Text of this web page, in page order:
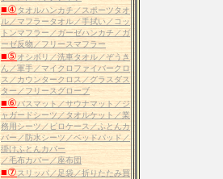
■④タオルハンカチ／スポーツタオ
ル／マフラータオル／手拭い／コッ
トンマフラー／ガーゼハンカチ／ガ
ーゼ反物／フリースマフラー
■⑤オシボリ／洗車タオル／ぞうき
ん／軍手／マイクロファイバークロ
ス／カウンタークロス／グラスダス
ター／フリースグローブ
■⑥バスマット／サウナマット／ジ
ャガードシーツ／タオルケット／業
務用シーツ／ピロケース／ふとんカ
バー／防水シーツ／ベッドパッド／
掛けふとんカバー
／毛布カバー／座布団
■⑦スリッパ／足袋／折りたたみ買